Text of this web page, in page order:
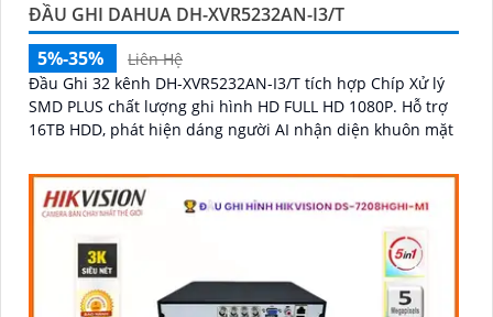
ĐẦU GHI DAHUA DH-XVR5232AN-I3/T
5%-35%
Liên Hệ
Đầu Ghi 32 kênh DH-XVR5232AN-I3/T tích hợp Chíp Xử lý
SMD PLUS chất lượng ghi hình HD FULL HD 1080P. Hỗ trợ
16TB HDD, phát hiện dáng người AI nhận diện khuôn mặt